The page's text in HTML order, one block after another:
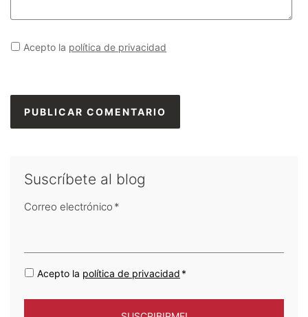
Acepto la política de privacidad
Suscríbete al blog
Correo electrónico *
Acepto la política de privacidad *